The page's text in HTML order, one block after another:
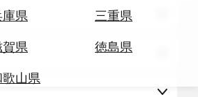
県
三重県
県
徳島県
山県